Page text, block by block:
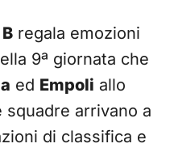
regala emozioni
9ª giornata che
ed Empoli allo
squadre arrivano a
di classifica e